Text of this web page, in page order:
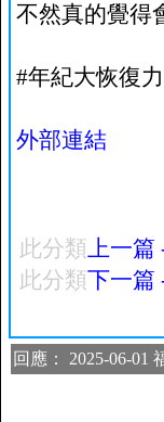
不然真的覺得
#年紀大恢復
外部連結
此分類 上一
此分類下一篇
回應： 2025-06-01